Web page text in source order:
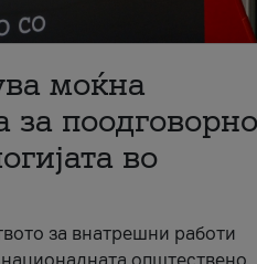
моќна
поодговорно
во
за внатрешни работи